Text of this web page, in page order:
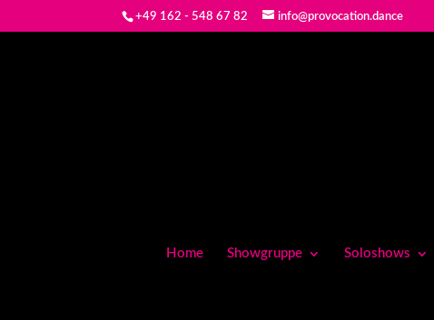
+49 162 - 548 67 82 info@provocation.dance
Home Showgruppe Soloshows